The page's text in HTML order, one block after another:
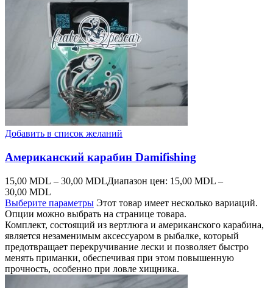
Добавить в список желаний
Американский карабин Damifishing
15,00 MDL – 30,00 MDLДиапазон цен: 15,00 MDL –
30,00 MDL
Выберите параметры Этот товар имеет несколько вариаций.
Опции можно выбрать на странице товара.
Комплект, состоящий из вертлюга и американского карабина,
является незаменимым аксессуаром в рыбалке, который
предотвращает перекручивание лески и позволяет быстро
менять приманки, обеспечивая при этом повышенную
прочность, особенно при ловле хищника.